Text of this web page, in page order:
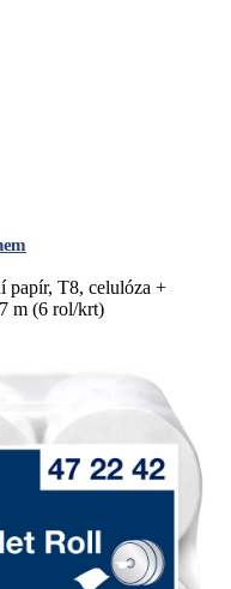
papír, T8, celulóza +
m (6 rol/krt)